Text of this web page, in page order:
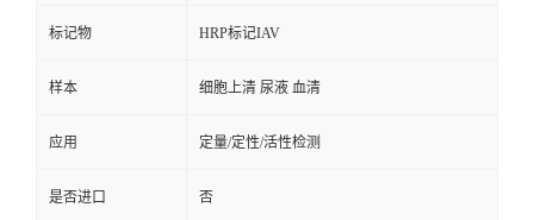
标记物 HRP标记IAV
样本 细胞上清 尿液 血清
应用 定量/定性/活性检测
是否进口 否